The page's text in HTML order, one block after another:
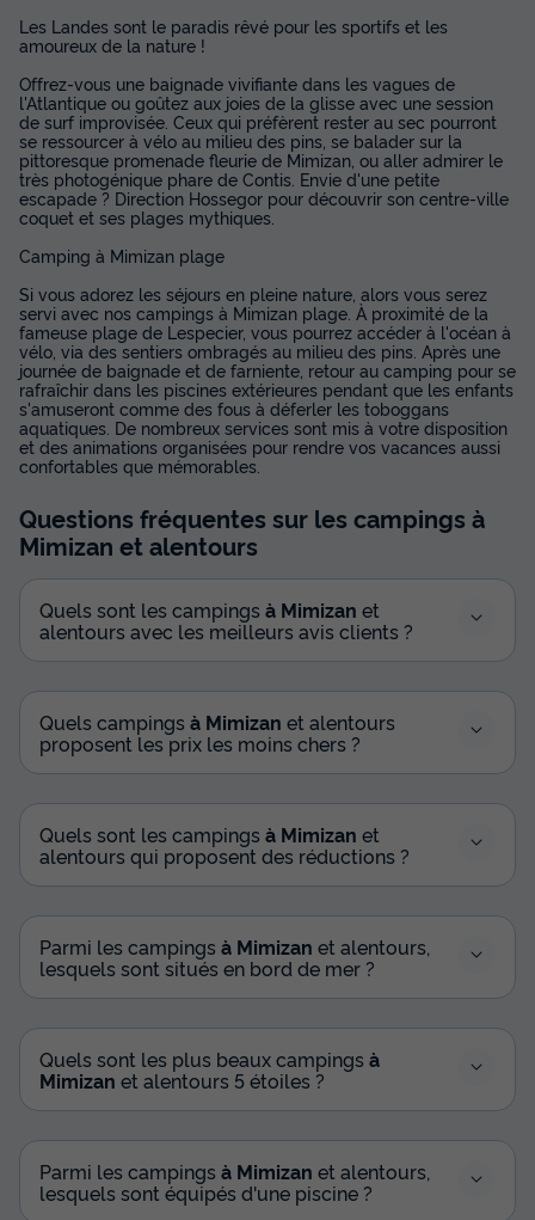
Les Landes sont le paradis rêvé pour les sportifs et les
amoureux de la nature !
Offrez-vous une baignade vivifiante dans les vagues de
l'Atlantique ou goûtez aux joies de la glisse avec une session
de surf improvisée. Ceux qui préfèrent rester au sec pourront
se ressourcer à vélo au milieu des pins, se balader sur la
pittoresque promenade fleurie de Mimizan, ou aller admirer le
très photogénique phare de Contis. Envie d'une petite
escapade ? Direction Hossegor pour découvrir son centre-ville
coquet et ses plages mythiques.
Camping à Mimizan plage
Si vous adorez les séjours en pleine nature, alors vous serez
servi avec nos campings à Mimizan plage. À proximité de la
fameuse plage de Lespecier, vous pourrez accéder à l'océan à
vélo, via des sentiers ombragés au milieu des pins. Après une
journée de baignade et de farniente, retour au camping pour se
rafraîchir dans les piscines extérieures pendant que les enfants
s'amuseront comme des fous à déferler les toboggans
aquatiques. De nombreux services sont mis à votre disposition
et des animations organisées pour rendre vos vacances aussi
confortables que mémorables.
Questions fréquentes sur les campings à
Mimizan et alentours
Quels sont les campings à Mimizan et
alentours avec les meilleurs avis clients ?
Quels campings à Mimizan et alentours
proposent les prix les moins chers ?
Quels sont les campings à Mimizan et
alentours qui proposent des réductions ?
Parmi les campings à Mimizan et alentours,
lesquels sont situés en bord de mer ?
Quels sont les plus beaux campings à
Mimizan et alentours 5 étoiles ?
Parmi les campings à Mimizan et alentours,
lesquels sont équipés d'une piscine ?